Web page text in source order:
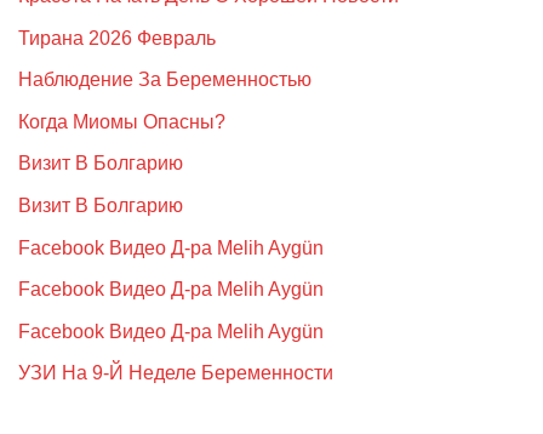
Тирана 2026 Февраль
Наблюдение За Беременностью
Когда Миомы Опасны?
Визит В Болгарию
Визит В Болгарию
Facebook Видео Д-ра Melih Aygün
Facebook Видео Д-ра Melih Aygün
Facebook Видео Д-ра Melih Aygün
УЗИ На 9-Й Неделе Беременности